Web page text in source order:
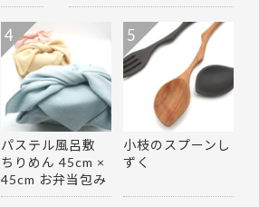
パステル風呂敷
ちりめん 45cm ×
45cm お弁当包み
マルチ…
4
小枝のスプーンし
ずく
5